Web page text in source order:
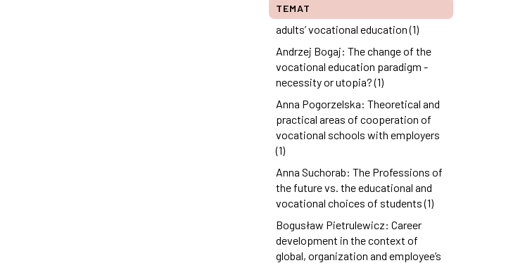
TEMAT
adults’ vocational education (1)
Andrzej Bogaj: The change of the
vocational education paradigm -
necessity or utopia? (1)
Anna Pogorzelska: Theoretical and
practical areas of cooperation of
vocational schools with employers
(1)
Anna Suchorab: The Professions of
the future vs. the educational and
vocational choices of students (1)
Bogusław Pietrulewicz: Career
development in the context of
global, organization and employee’s